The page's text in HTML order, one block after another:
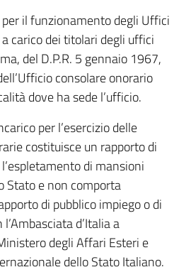
il funzionamento degli Uffici
carico dei titolari degli uffici
del D.P.R. 5 gennaio 1967,
consolare onorario
dove ha sede l’ufficio.
per l’esercizio delle
costituisce un rapporto di
di mansioni
Stato e non comporta
di pubblico impiego o di
d’Italia a
degli Affari Esteri e
dello Stato Italiano.